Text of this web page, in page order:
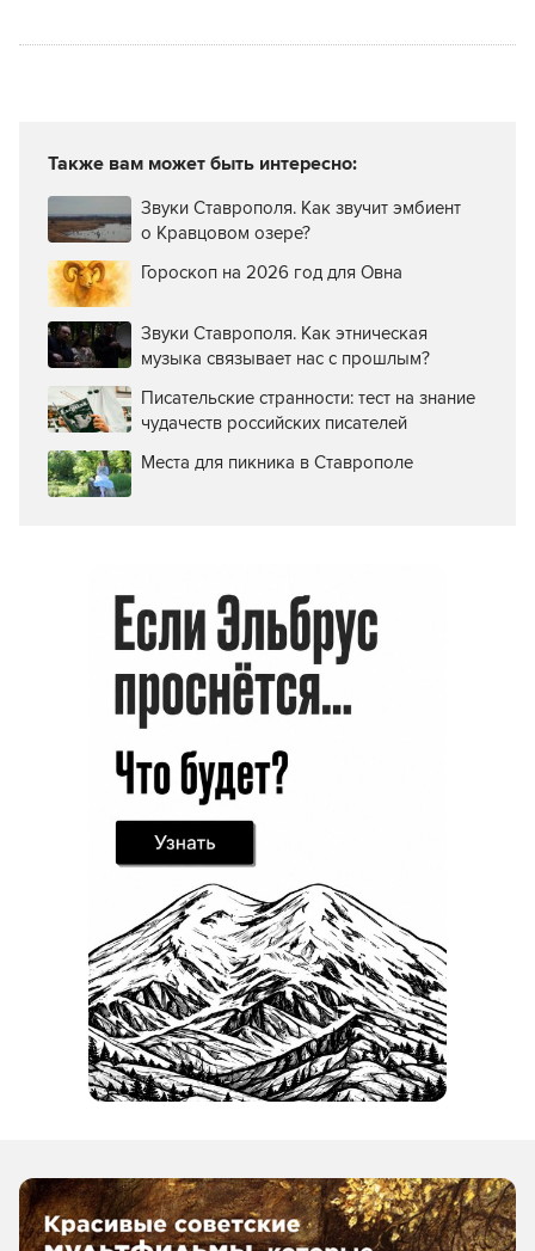
Также вам может быть интересно:
Звуки Ставрополя. Как звучит эмбиент
о Кравцовом озере?
Гороскоп на 2026 год для Овна
Звуки Ставрополя. Как этническая
музыка связывает нас с прошлым?
Писательские странности: тест на знание
чудачеств российских писателей
Места для пикника в Ставрополе